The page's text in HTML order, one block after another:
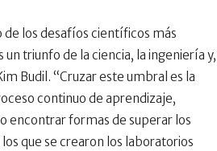
de los desafíos científicos más
triunfo de la ciencia, la ingeniería y,
Budil. “Cruzar este umbral es la
continuo de aprendizaje,
encontrar formas de superar los
que se crearon los laboratorios